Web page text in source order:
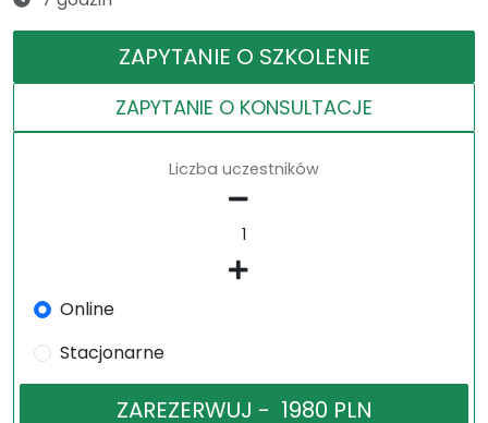
ZAPYTANIE O SZKOLENIE
ZAPYTANIE O KONSULTACJE
Liczba uczestników
Online
Stacjonarne